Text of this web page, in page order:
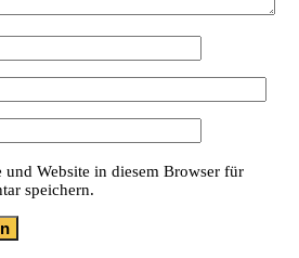
und Website in diesem Browser für
speichern.